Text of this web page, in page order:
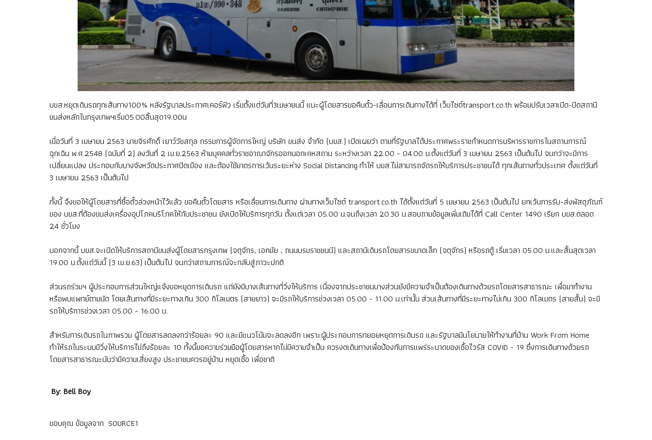
บขส.หยุดเดินรถทุกเส้นทาง100% หลังรัฐบาลประกาศเคอร์ฟิว เริ่มตั้งแต่วันที่3เมษายนนี้ แนะผู้โดยสารขอคืนตั๋ว-เลื่อนการเดินทางได้ที่ เว็บไซต์transport.co.th พร้อมปรับเวลาเปิด-ปิดสถานี
ขนส่งหลักในกรุงเทพฯเริ่ม05.00สิ้นสุด19.00น
เมื่อวันที่ 3 เมษายน 2563 นายจิรศักดิ์ เยาว์วัชสกุล กรรมการผู้จัดการใหญ่ บริษัท ขนส่ง จำกัด (บขส.) เปิดเผยว่า ตามที่รัฐบาลได้ประกาศพระราชกำหนดการบริหารราชการในสถานการณ์
ฉุกเฉิน พ.ศ.2548 (ฉบับที่ 2) ลงวันที่ 2 เม.ย.2563 ห้ามบุคคลทั่วราชอาณาจักรออกนอกเคหสถาน ระหว่างเวลา 22.00 - 04.00 น.ตั้งแต่วันที่ 3 เมษายน 2563 เป็นต้นไป จนกว่าจะมีการ
เปลี่ยนแปลง ประกอบกับบางจังหวัดประกาศปิดเมือง และต้องใช้มาตรการเว้นระยะห่าง Social Distancing ทำให้ บขส.ไม่สามารถจัดรถให้บริการประชาชนได้ ทุกเส้นทางทั่วประเทศ ตั้งแต่วันที่
3 เมษายน 2563 เป็นต้นไป
ทั้งนี้ จึงขอให้ผู้โดยสารที่ซื้อตั๋วล่วงหน้าไว้แล้ว ขอคืนตั๋วโดยสาร หรือเลื่อนการเดินทาง ผ่านทางเว็บไซต์ transport.co.th ได้ตั้งแต่วันที่ 5 เมษายน 2563 เป็นต้นไป ยกเว้นการรับ-ส่งพัสดุภัณฑ์
ของ บขส.ที่ต้องขนส่งเครื่องอุปโภคบริโภคให้กับประชาชน ยังเปิดให้บริการทุกวัน ตั้งแต่เวลา 05.00 น.จนถึงเวลา 20.30 น.สอบถามข้อมูลเพิ่มเติมได้ที่ Call Center 1490 เรียก บขส.ตลอด
24 ชั่วโมง
นอกจากนี้ บขส.จะเปิดให้บริการสถานีขนส่งผู้โดยสารกรุงเทพ (จตุจักร, เอกมัย , ถนนบรมราชชนนี) และสถานีเดินรถโดยสารขนาดเล็ก (จตุจักร) หรือรถตู้ เริ่มเวลา 05.00 น.และสิ้นสุดเวลา
19.00 น.ตั้งแต่วันนี้ (3 เม.ย.63) เป็นต้นไป จนกว่าสถานการณ์จะกลับสู่ภาวะปกติ
ส่วนรถร่วมฯ ผู้ประกอบการส่วนใหญ่แจ้งขอหยุดการเดินรถ แต่ยังมีบางเส้นทางที่วิ่งให้บริการ เนื่องจากประชาชนบางส่วนยังมีความจำเป็นต้องเดินทางด้วยรถโดยสารสาธารณะ เพื่อมาทำงาน
หรือพบแพทย์ตามนัด โดยเส้นทางที่มีระยะทางเกิน 300 กิโลเมตร (สายยาว) จะมีรถให้บริการช่วงเวลา 05.00 - 11.00 น.เท่านั้น ส่วนเส้นทางที่มีระยะทางไม่เกิน 300 กิโลเมตร (สายสั้น) จะมี
รถให้บริการช่วงเวลา 05.00 - 16.00 น.
สำหรับการเดินรถในภาพรวม ผู้โดยสารลดลงกว่าร้อยละ 90 และมีแนวโน้มจะลดลงอีก เพราะผู้ประกอบการทยอยหยุดการเดินรถ และรัฐบาลมีนโยบายให้ทำงานที่บ้าน Work From Home
ทำให้รถในระบบมีวิ่งให้บริการไม่ถึงร้อยละ 10 ทั้งนี้ขอความร่วมมือผู้โดยสารหากไม่มีความจำเป็น ควรงดเดินทางเพื่อป้องกันการแพร่ระบาดของเชื้อไวรัส COVID - 19 ซึ่งการเดินทางด้วยรถ
โดยสารสาธารณะนับว่ามีความเสี่ยงสูง ประชาชนควรอยู่บ้าน หยุดเชื้อ เพื่อชาติ
By: Bell Boy
ขอบคุณ ข้อมูลจาก SOURCE1